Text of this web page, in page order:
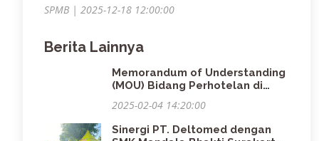
SPMB | 2025-12-18 12:00:00
Berita Lainnya
Memorandum of Understanding
(MOU) Bidang Perhotelan di
2025-02-04 14:20:00
Sinergi PT. Deltomed dengan